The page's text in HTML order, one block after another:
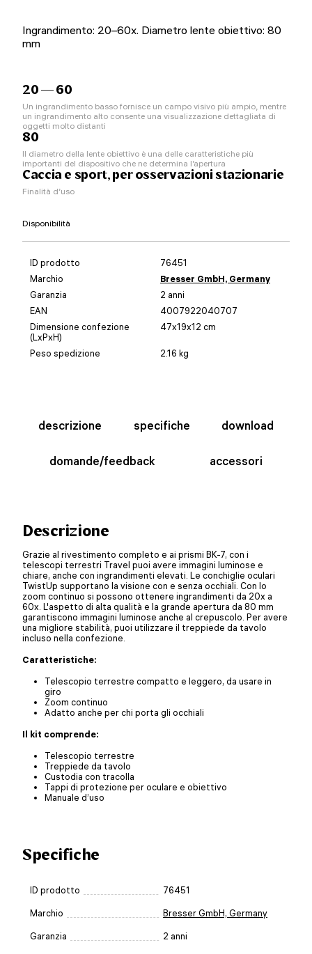
Ingrandimento: 20–60x. Diametro lente obiettivo: 80
mm
20 — 60
Un ingrandimento basso fornisce un campo visivo più ampio, mentre
un ingrandimento alto consente una visualizzazione dettagliata di
oggetti molto distanti
80
Il diametro della lente obiettivo è una delle caratteristiche più
importanti del dispositivo che ne determina l’apertura
Caccia e sport, per osservazioni stazionarie
Finalità d’uso
Disponibilità
ID prodotto
76451
Marchio
Bresser GmbH, Germany
Garanzia
2 anni
EAN
4007922040707
Dimensione confezione
(LxPxH)
47x19x12 cm
Peso spedizione 2.16 kg
descrizione specifiche download
domande/feedback accessori
Descrizione
Grazie al rivestimento completo e ai prismi BK-7, con i
telescopi terrestri Travel puoi avere immagini luminose e
chiare, anche con ingrandimenti elevati. Le conchiglie oculari
TwistUp supportano la visione con e senza occhiali. Con lo
zoom continuo si possono ottenere ingrandimenti da 20x a
60x. L'aspetto di alta qualità e la grande apertura da 80 mm
garantiscono immagini luminose anche al crepuscolo. Per avere
una migliore stabilità, puoi utilizzare il treppiede da tavolo
incluso nella confezione.
Caratteristiche:
Telescopio terrestre compatto e leggero, da usare in
giro
Zoom continuo
Adatto anche per chi porta gli occhiali
Il kit comprende:
Telescopio terrestre
Treppiede da tavolo
Custodia con tracolla
Tappi di protezione per oculare e obiettivo
Manuale d’uso
Specifiche
ID prodotto 76451
Marchio Bresser GmbH, Germany
Garanzia 2 anni